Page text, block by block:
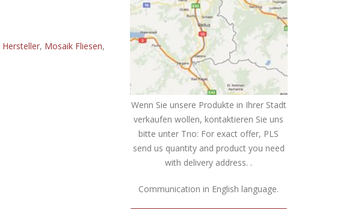
Hersteller, Mosaik Fliesen,
Wenn Sie unsere Produkte in Ihrer Stadt
verkaufen wollen, kontaktieren Sie uns
bitte unter Tno: For exact offer, PLS
send us quantity and product you need
with delivery address. .
Communication in English language.